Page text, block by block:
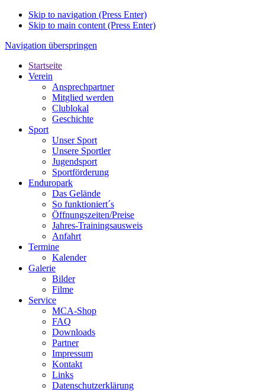
Skip to navigation (Press Enter)
Skip to main content (Press Enter)
Navigation überspringen
Startseite
Verein
Ansprechpartner
Mitglied werden
Clublokal
Geschichte
Sport
Unser Sport
Unsere Sportler
Jugendsport
Sportförderung
Enduropark
Das Gelände
So funktioniert´s
Öffnungszeiten/Preise
Jahres-Trainingsausweis
Anfahrt
Termine
Kalender
Galerie
Bilder
Filme
Service
MCA-Shop
FAQ
Downloads
Partner
Impressum
Kontakt
Links
Datenschutzerklärung